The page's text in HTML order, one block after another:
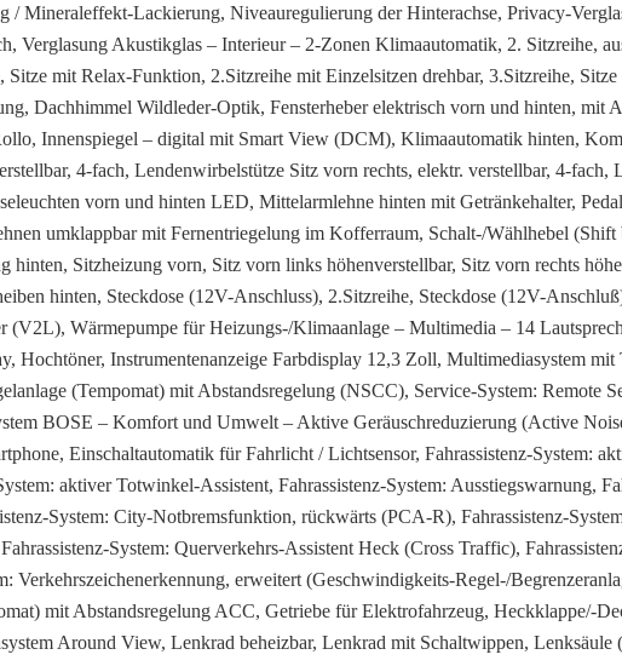
Lackierung, Niveauregulierung der Hinterachse, Privacy-
Verglasung Akustikglas – Interieur – 2-Zonen Klimaautomatik, 2. Sitzreihe,
mit Relax-Funktion, 2.Sitzreihe mit Einzelsitzen drehbar, 3.Sitzreihe,
Dachhimmel Wildleder-Optik, Fensterheber elektrisch vorn und hinten, mit
Innenspiegel – digital mit Smart View (DCM), Klimaautomatik hinten,
4-fach, Lendenwirbelstütze Sitz vorn rechts, elektr. verstellbar, 4-fach,
vorn und hinten LED, Mittelarmlehne hinten mit Getränkehalter,
umklappbar mit Fernentriegelung im Kofferraum, Schalt-/Wählhebel (Shift
Sitzheizung vorn, Sitz vorn links höhenverstellbar, Sitz vorn rechts
hinten, Steckdose (12V-Anschluss), 2.Sitzreihe, Steckdose (12V-
Wärmepumpe für Heizungs-/Klimaanlage – Multimedia – 14
Hochtöner, Instrumentenanzeige Farbdisplay 12,3 Zoll, Multimediasystem mit
(Tempomat) mit Abstandsregelung (NSCC), Service-System: Remote
BOSE – Komfort und Umwelt – Aktive Geräuschreduzierung (Active
Einschaltautomatik für Fahrlicht / Lichtsensor, Fahrassistenz-System:
aktiver Totwinkel-Assistent, Fahrassistenz-System: Ausstiegswarnung,
System: City-Notbremsfunktion, rückwärts (PCA-R), Fahrassistenz-
System: Querverkehrs-Assistent Heck (Cross Traffic),
erweitert (Geschwindigkeits-Regel-/
mit Abstandsregelung ACC, Getriebe für Elektrofahrzeug, Heckklappe/-
Around View, Lenkrad beheizbar, Lenkrad mit Schaltwippen, Lenksäule